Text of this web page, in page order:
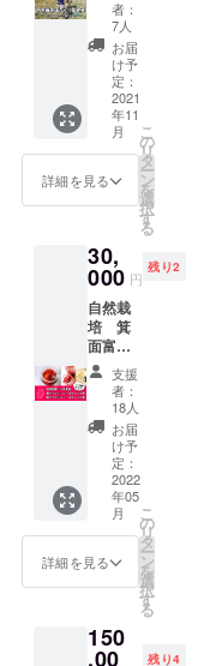
東より
お礼の
メール
（2021
年11月
頃）
および
（2022
年6月
ていた
だきま
す。 ・
富いち
ごハウ
スにお
名前を
掲載さ
せてい
ただき
ます。
ご支援
時に必
ず備考
欄にご
名前を
ご記入
い。 名
称：富
リウム
などの
微量成
分を大
切に生
かし
た、
しっと
プの砂
糖で
培育て
られた
全ての
農作物
は、大
きさな
どの違
いはあ
ります
が、全
て安心
安全な
特別な
食べ物
ため廃
棄する
いため
て安心
安全な
特別な
食べ物
です。
その
ため廃
棄する
ものは
一切な
ざいま
せん。
・オリ
ジナル
レシピ
は、大
阪青山
大学健
康栄養
学科と
連携
し、管
理栄養
士を目
指す学
に開発
いたし
ジェク
トリー
です。
牧草
飼育の
乳製品
には、
特にオ
メガ3脂
肪酸、
CLA、
ビタミ
が高レ
ベルで
ていま
す。※
ニュー
ジーラ
ンド・
ハット
シティ
と箕面
市は姉
妹都市
です。
・オー
ガニッ
クミネ
用 サ
トウキ
培の畑
に再生
し、
じゃが
いもの
育て方
を実践
しなが
ら学べ
ます。
がいも
はみん
なで分
配いた
しま
す。
2022年
6月頃収
穫予定
【活動
スケ
ジュー
ル】 ２
０２１
年１１
月２０
日
時 草
刈作業
者：
7人
お届
け予
定：
2021
年11
月
詳細を見る
こ
の
リ
タ
ー
ン
を
選
択
す
る
30,
000 円
残り2
自然栽
培 箕
面富い
ちごバ
ター１
４０ｇ
＆ジャ
ム１４
０ｇ
各6個入
りセッ
ト 両方
食べて
みたい
という
おスス
メセッ
支援
者：
18人
お届
け予
定：
2022
年05
月
詳細を見る
こ
の
リ
タ
ー
ン
を
選
択
す
る
150
,00 残り4